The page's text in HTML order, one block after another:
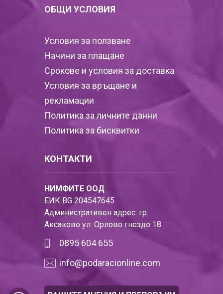
ОБЩИ УСЛОВИЯ
Условия за ползване
Начини за плащане
Срокове и условия за доставка
Условия за връщане и
рекламации
Политика за личните данни
Политика за бисквитки
КОНТАКТИ
НИМФИТЕ ООД
ЕИК BG 204547645
Административен адрес: гр.
Аксаково ул. Орлово гнездо 18
0895 604 655
info@podaracionline.com